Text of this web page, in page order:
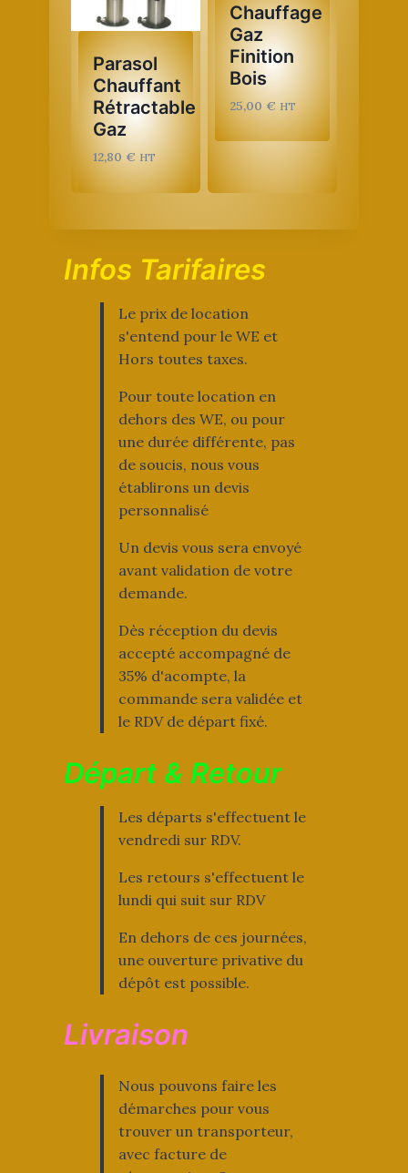
Parasol
Chauffant
Rétractable
Gaz
12,80 € HT
Chauffage
Gaz
Finition
Bois
25,00 € HT
Infos Tarifaires
Le prix de location
s'entend pour le WE et
Hors toutes taxes.
Pour toute location en
dehors des WE, ou pour
une durée différente, pas
de soucis, nous vous
établirons un devis
personnalisé
Un devis vous sera envoyé
avant validation de votre
demande.
Dès réception du devis
accepté accompagné de
35% d'acompte, la
commande sera validée et
le RDV de départ fixé.
Départ & Retour
Les départs s'effectuent le
vendredi sur RDV.
Les retours s'effectuent le
lundi qui suit sur RDV
En dehors de ces journées,
une ouverture privative du
dépôt est possible.
Livraison
Nous pouvons faire les
démarches pour vous
trouver un transporteur,
avec facture de